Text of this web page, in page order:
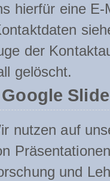
hierfür eine
der
gelöscht.
nutzen auf
und